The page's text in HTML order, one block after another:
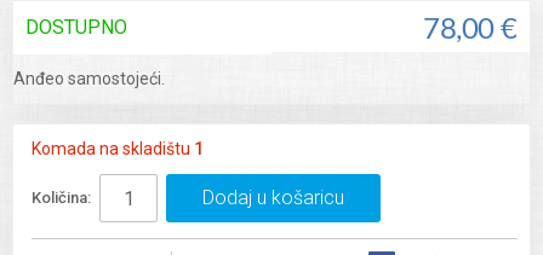
78,00 €
DOSTUPNO
Anđeo samostojeći.
Komada na skladištu 1
Količina: Dodaj u košaricu